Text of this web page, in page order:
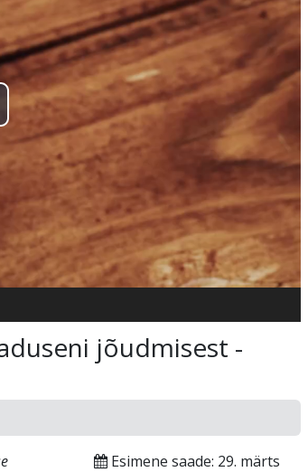
jõudmisest -
Esimene saade: 29. märts